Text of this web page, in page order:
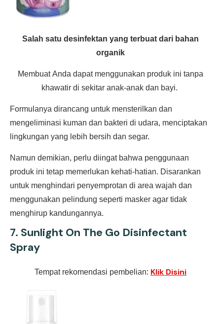
Salah satu desinfektan yang terbuat dari bahan
organik
MembuatAnda dapat menggunakan produk ini tanpa
khawatir di sekitar anak-anak dan bayi.
Formulanya dirancang untuk mensterilkan dan
mengeliminasi kuman dan bakteri di udara, menciptakan
lingkungan yang lebih bersih dan segar.
Namun demikian, perlu diingat bahwa penggunaan
produk ini tetap memerlukan kehati-hatian. Disarankan
untuk menghindari penyemprotan di area wajah dan
menggunakan pelindung seperti masker agar tidak
menghirup kandungannya.
7. Sunlight On The Go Disinfectant
Spray
Tempat rekomendasi pembelian: Klik Disini